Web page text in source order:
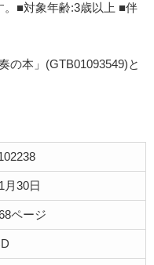
■対象年齢:3歳以上 ■伴
の本」(GTB01093549)と
月30日
ページ